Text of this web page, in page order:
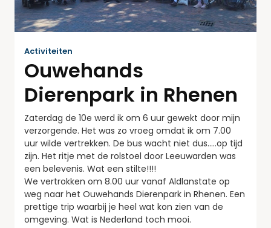
Activiteiten
Ouwehands
Dierenpark in Rhenen
Zaterdag de 10e werd ik om 6 uur gewekt door mijn
verzorgende. Het was zo vroeg omdat ik om 7.00
uur wilde vertrekken. De bus wacht niet dus…..op tijd
zijn. Het ritje met de rolstoel door Leeuwarden was
een belevenis. Wat een stilte!!!!
We vertrokken om 8.00 uur vanaf Aldlanstate op
weg naar het Ouwehands Dierenpark in Rhenen. Een
prettige trip waarbij je heel wat kon zien van de
omgeving. Wat is Nederland toch mooi.